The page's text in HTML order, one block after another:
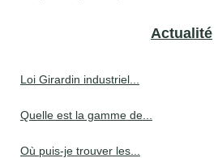
Actualité
Loi Girardin industriel...
Quelle est la gamme de...
Où puis-je trouver les...